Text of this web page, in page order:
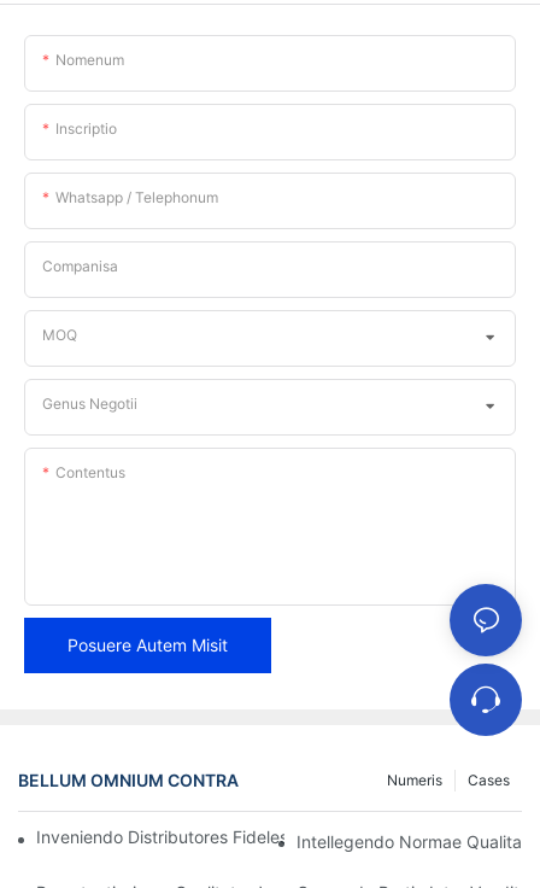
Nomenum
Inscriptio
Whatsapp / Telephonum
Companisa
MOQ
Genus Negotii
Contentus
Posuere Autem Misit
BELLUM OMNIUM CONTRA Cases
Numeris
Inveniendo Distributores Fideles Fasciarum Freni pro Negotio
Intellegendo Normae